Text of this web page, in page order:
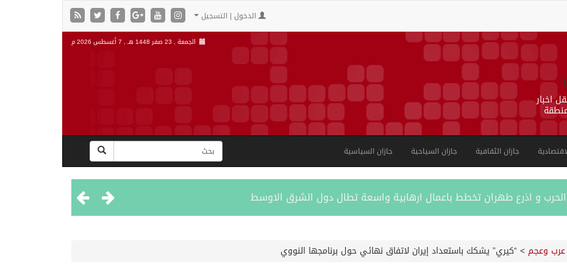
الدخول | التسجيل
اخبار
الجمعة , 23 صفر 1448 هـ , 7 أغسطس 2026 م
جازان الثقافية جازان السياحية جازان السياسية
و اذرع طهران تخطط باعمال ارهابية واسعة تطال دول الشرق الاوسط
عرب وعجم > “كيري” يشكك باستعداد إيران لاتفاق نهائي حول برنامجها النووي